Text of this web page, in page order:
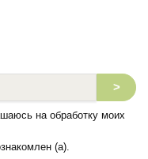
>
на обработку моих
(а).